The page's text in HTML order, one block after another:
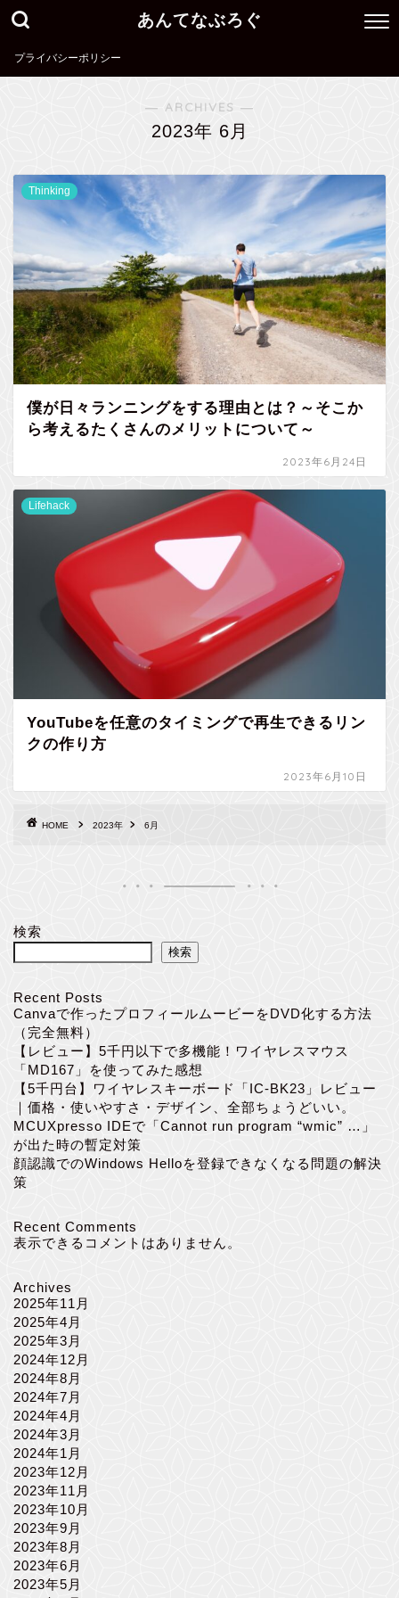
あんてなぶろぐ
プライバシーポリシー
― ARCHIVES ―
2023年 6月
Thinking
僕が日々ランニングをする理由とは？～そこか
ら考えるたくさんのメリットについて～
2023年6月24日
Lifehack
YouTubeを任意のタイミングで再生できるリン
クの作り方
2023年6月10日
HOME 2023年 6月
検索
検索
Recent Posts
Canvaで作ったプロフィールムービーをDVD化する方法
（完全無料）
【レビュー】5千円以下で多機能！ワイヤレスマウス
「MD167」を使ってみた感想
【5千円台】ワイヤレスキーボード「IC-BK23」レビュー
｜価格・使いやすさ・デザイン、全部ちょうどいい。
MCUXpresso IDEで「Cannot run program “wmic” …」
が出た時の暫定対策
顔認識でのWindows Helloを登録できなくなる問題の解決
策
Recent Comments
表示できるコメントはありません。
Archives
2025年11月
2025年4月
2025年3月
2024年12月
2024年8月
2024年7月
2024年4月
2024年3月
2024年1月
2023年12月
2023年11月
2023年10月
2023年9月
2023年8月
2023年6月
2023年5月